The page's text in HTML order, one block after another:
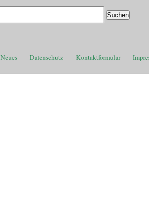
Neues Datenschutz Kontaktformular